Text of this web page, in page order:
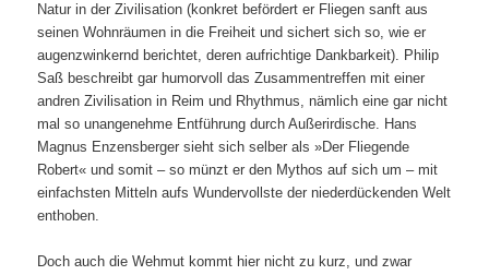
Natur in der Zivilisation (konkret befördert er Fliegen sanft aus
seinen Wohnräumen in die Freiheit und sichert sich so, wie er
augenzwinkernd berichtet, deren aufrichtige Dankbarkeit). Philip
Saß beschreibt gar humorvoll das Zusammentreffen mit einer
andren Zivilisation in Reim und Rhythmus, nämlich eine gar nicht
mal so unangenehme Entführung durch Außerirdische. Hans
Magnus Enzensberger sieht sich selber als »Der Fliegende
Robert« und somit – so münzt er den Mythos auf sich um – mit
einfachsten Mitteln aufs Wundervollste der niederdückenden Welt
enthoben.
Doch auch die Wehmut kommt hier nicht zu kurz, und zwar